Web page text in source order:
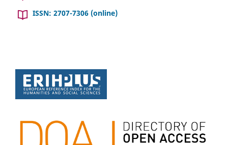
ISSN: 2707-7306 (online)